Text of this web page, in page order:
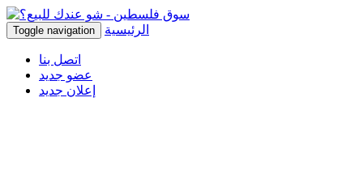
Toggle navigation الرئيسية
اتصل بنا
عضو جديد
إعلان جديد